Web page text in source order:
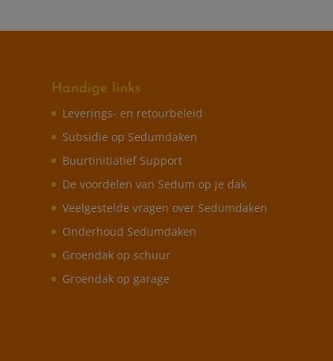
Handige links
Leverings- en retourbeleid
Subsidie op Sedumdaken
Buurtinitiatief Support
De voordelen van Sedum op je dak
Veelgestelde vragen over Sedumdaken
Onderhoud Sedumdaken
Groendak op schuur
Groendak op garage